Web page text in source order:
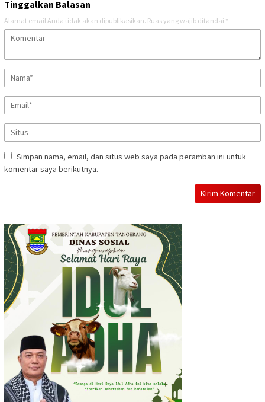
Tinggalkan Balasan
Alamat email Anda tidak akan dipublikasikan. Ruas yang wajib ditandai *
Simpan nama, email, dan situs web saya pada peramban ini untuk
komentar saya berikutnya.